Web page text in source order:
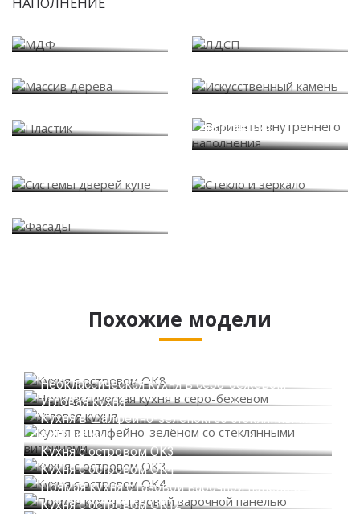
наполнения
Похожие модели
Неоклассическая кухня в серо-бежевом
Угловая кухня
Кухня в шалфейно-зелёном со стеклянными
витринами
Кухня с островом OK3
Кухня с островом OK4
Прямая кухня с газовой варочной панелью
Кухня с островом OK12